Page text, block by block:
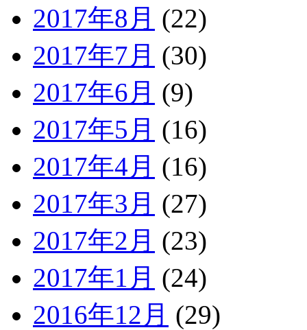
2017年8月 (22)
2017年7月 (30)
2017年6月 (9)
2017年5月 (16)
2017年4月 (16)
2017年3月 (27)
2017年2月 (23)
2017年1月 (24)
2016年12月 (29)